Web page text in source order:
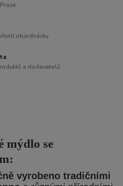
objednávky
a dodavatelů
mýdlo se
vyrobeno tradičními